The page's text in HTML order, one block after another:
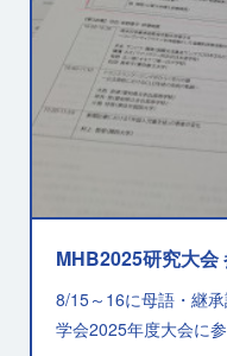
MHB2025研究大会
8/15～16に母語・継
学会2025年度大会に参